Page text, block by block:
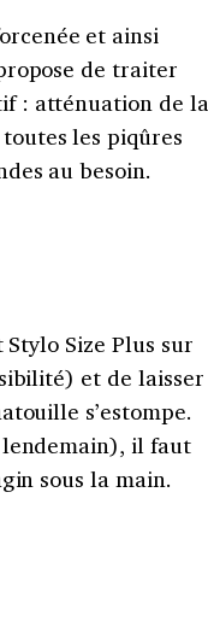
et ainsi
de traiter
: atténuation de la
les piqûres
au besoin.
Size Plus sur
et de laisser
s’estompe.
il faut
sous la main.